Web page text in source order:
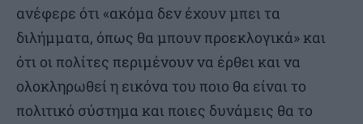
ανέφερε ότι «ακόμα δεν έχουν μπει τα
διλήμματα, όπως θα μπουν προεκλογικά» και
ότι οι πολίτες περιμένουν να έρθει και να
ολοκληρωθεί η εικόνα του ποιο θα είναι το
πολιτικό σύστημα και ποιες δυνάμεις θα το